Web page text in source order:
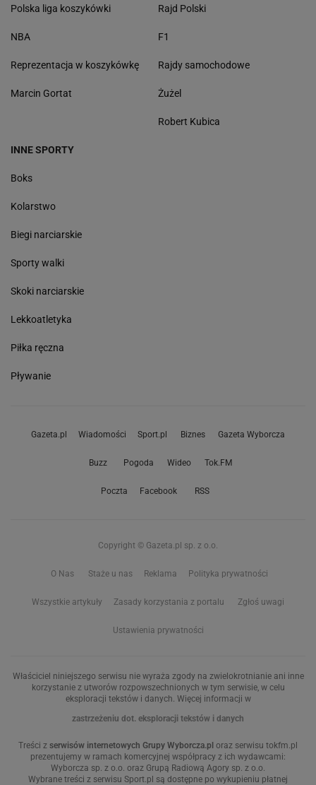
Polska liga koszykówki
NBA
Reprezentacja w koszykówkę
Marcin Gortat
Rajd Polski
F1
Rajdy samochodowe
Żużel
Robert Kubica
INNE SPORTY
Boks
Kolarstwo
Biegi narciarskie
Sporty walki
Skoki narciarskie
Lekkoatletyka
Piłka ręczna
Pływanie
Gazeta.pl Wiadomości Sport.pl Biznes Gazeta Wyborcza
Buzz Pogoda Wideo Tok.FM
Poczta Facebook RSS
Copyright © Gazeta.pl sp. z o.o.
O Nas Staże u nas Reklama Polityka prywatności
Wszystkie artykuły Zasady korzystania z portalu Zgłoś uwagi
Ustawienia prywatności
Właściciel niniejszego serwisu nie wyraża zgody na zwielokrotnianie ani inne
korzystanie z utworów rozpowszechnionych w tym serwisie, w celu
eksploracji tekstów i danych. Więcej informacji w
zastrzeżeniu dot. eksploracji tekstów i danych
Treści z serwisów internetowych Grupy Wyborcza.pl oraz serwisu tokfm.pl
prezentujemy w ramach komercyjnej współpracy z ich wydawcami:
Wyborcza sp. z o.o. oraz Grupą Radiową Agory sp. z o.o.
Wybrane treści z serwisu Sport.pl są dostępne po wykupieniu płatnej